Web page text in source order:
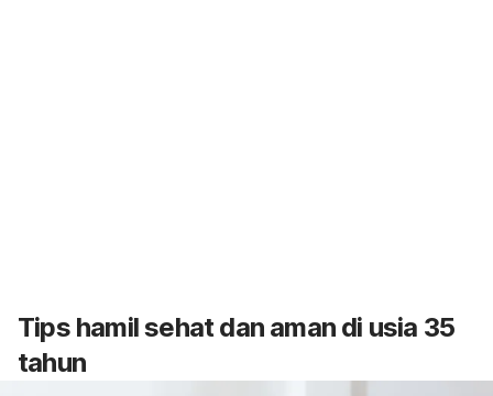
Tips hamil sehat dan aman di usia 35
tahun